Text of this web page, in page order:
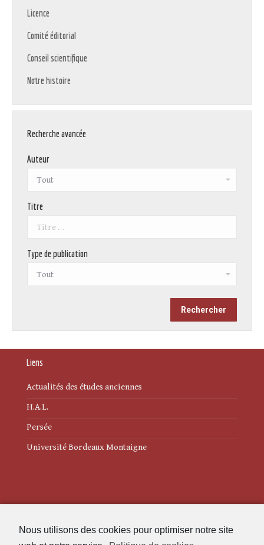
Nous utilisons des cookies pour optimiser notre site
Licence
Comité éditorial
Conseil scientifique
Notre histoire
Recherche avancée
Auteur
Titre
Type de publication
Liens
Actualités des études anciennes
H.A.L.
Persée
Université Bordeaux Montaigne
Politique de cookies (UE)